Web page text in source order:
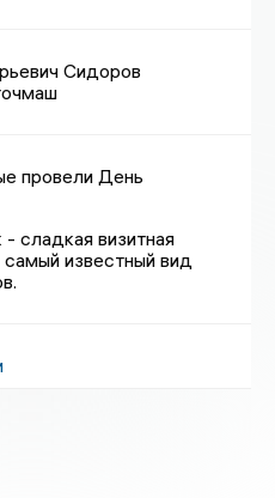
Сидоров
провели День
- сладкая визитная
самый известный вид